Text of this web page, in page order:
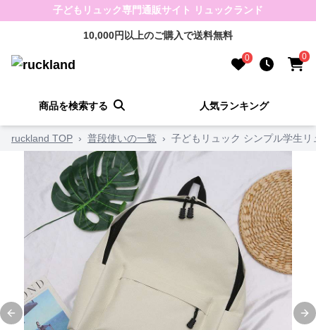
子どもリュック専門通販サイト リュックランド
10,000円以上のご購入で送料無料
0 0
商品を検索する 人気ランキング
ruckland TOP › 普段使いの一覧 › 子どもリュック シンプル学生リ
Previous slide